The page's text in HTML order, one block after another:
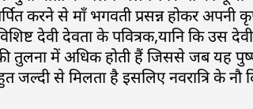
से माँ भगवती प्रसन्न होकर अपनी
देवी देवता के पवित्रक,यानि कि उस
तुलना में अधिक होती हैं जिससे जब यह पुष्प
जल्दी से मिलता है इसलिए नवरात्रि के नौ